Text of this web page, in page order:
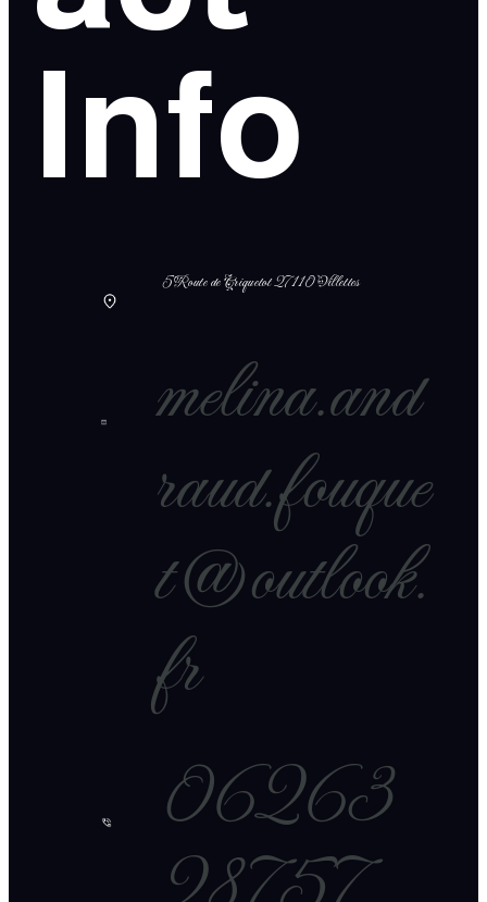
Info
5 Route de Criquetot 27110 Villettes
melina.and
raud.fouque
t@outlook.
fr
06263